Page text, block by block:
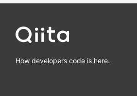
How developers code is here.